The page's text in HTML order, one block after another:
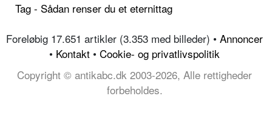
Tag - Sådan renser du et eternittag
Foreløbig 17.651 artikler (3.353 med billeder) • Annoncer
• Kontakt • Cookie- og privatlivspolitik
Copyright © antikabc.dk 2003-2026, Alle rettigheder
forbeholdes.